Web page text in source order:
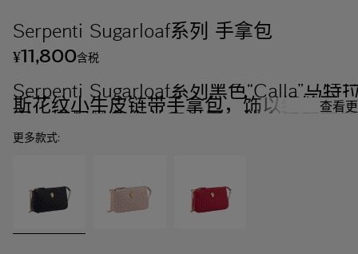
Serpenti Sugarloaf系列 手拿包
¥11,800含税
Serpenti Sugarloaf系列黑色“Calla”马特
斯花纹小牛皮链带手拿包，饰以绗缝图
案，搭配黑色小羊皮衬里。迷人的镀金黄
铜蛇首铆钉。
查看
更多款式: